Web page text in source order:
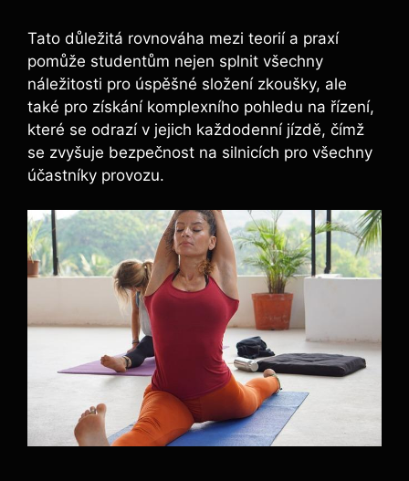
Tato důležitá rovnováha mezi teorií a praxí
pomůže studentům nejen splnit všechny
náležitosti pro úspěšné složení zkoušky, ale
také pro získání komplexního pohledu na řízení,
které se odrazí v jejich každodenní jízdě, čímž
se zvyšuje bezpečnost na silnicích pro všechny
účastníky provozu.